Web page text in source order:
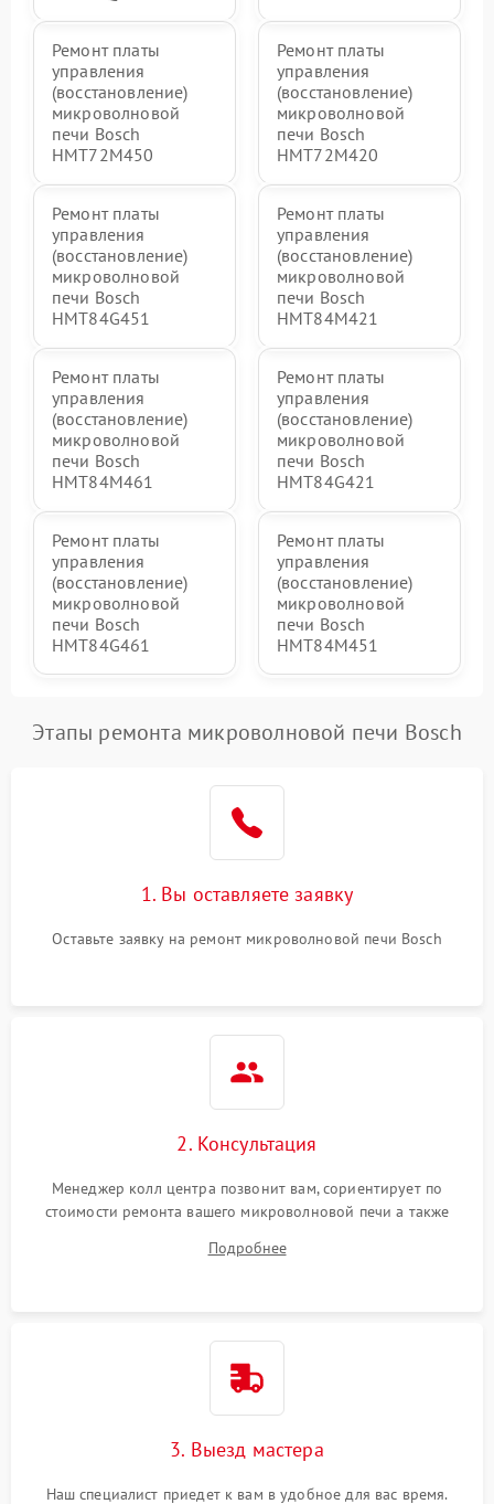
Ремонт платы
управления
(восстановление)
микроволновой
печи Bosch
HMT72M450
Ремонт платы
управления
(восстановление)
микроволновой
печи Bosch
HMT72M420
Ремонт платы
управления
(восстановление)
микроволновой
печи Bosch
HMT84G451
Ремонт платы
управления
(восстановление)
микроволновой
печи Bosch
HMT84M421
Ремонт платы
управления
(восстановление)
микроволновой
печи Bosch
HMT84M461
Ремонт платы
управления
(восстановление)
микроволновой
печи Bosch
HMT84G421
Ремонт платы
управления
(восстановление)
микроволновой
печи Bosch
HMT84G461
Ремонт платы
управления
(восстановление)
микроволновой
печи Bosch
HMT84M451
Этапы ремонта микроволновой печи Bosch
1. Вы оставляете заявку
Оставьте заявку на ремонт микроволновой печи Bosch
2. Консультация
Менеджер колл центра позвонит вам, сориентирует по
стоимости ремонта вашего микроволновой печи а также
Подробнее
3. Выезд мастера
Наш специалист приедет к вам в удобное для вас время.